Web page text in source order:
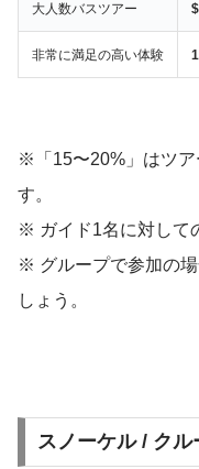
大人数バスツアー
非常に満足の高い体験
※「15〜20%」はツ
す。
※ ガイド1名に対して
※ グループで参加の
しょう。
スノーケル / ク